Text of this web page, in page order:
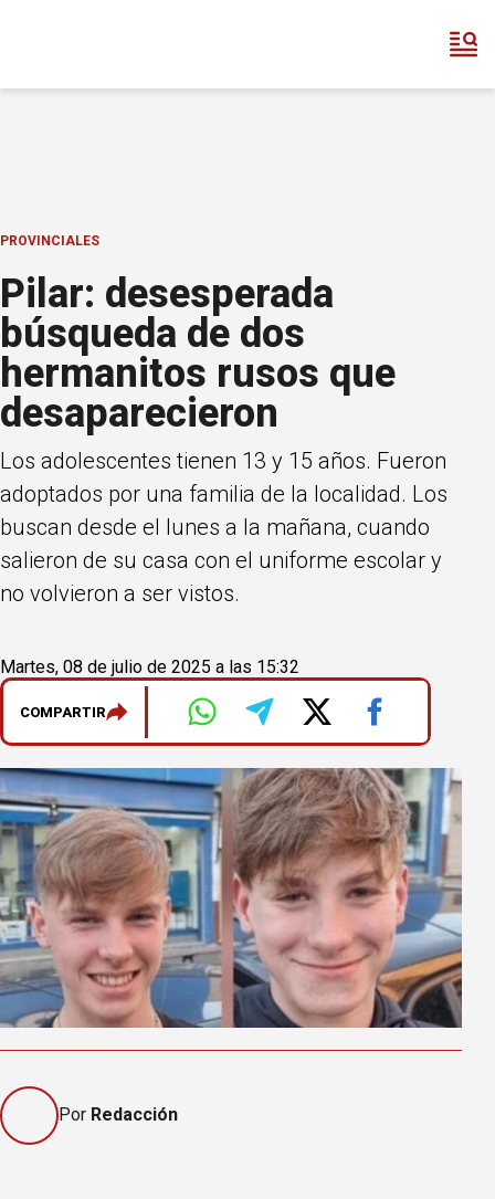
PROVINCIALES
Pilar: desesperada
búsqueda de dos
hermanitos rusos que
desaparecieron
Los adolescentes tienen 13 y 15 años. Fueron
adoptados por una familia de la localidad. Los
buscan desde el lunes a la mañana, cuando
salieron de su casa con el uniforme escolar y
no volvieron a ser vistos.
Martes, 08 de julio de 2025 a las 15:32
COMPARTIR
Por Redacción